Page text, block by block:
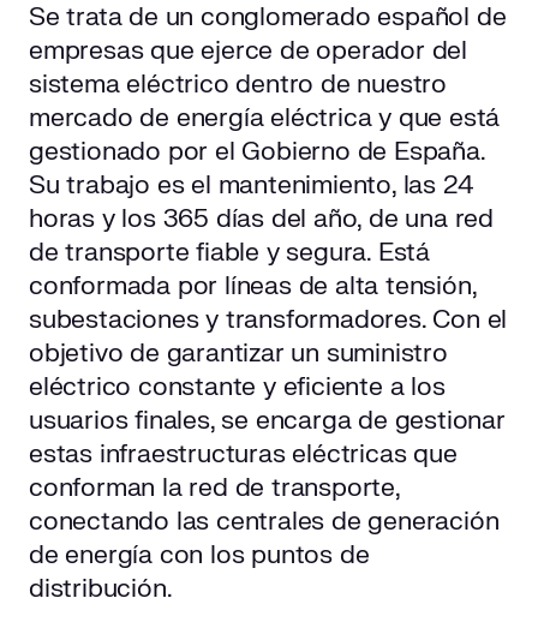
Se trata de un conglomerado español de
empresas que ejerce de operador del
sistema eléctrico dentro de nuestro
mercado de energía eléctrica y que está
gestionado por el Gobierno de España.
Su trabajo es el mantenimiento, las 24
horas y los 365 días del año, de una red
de transporte fiable y segura. Está
conformada por líneas de alta tensión,
subestaciones y transformadores. Con el
objetivo de garantizar un suministro
eléctrico constante y eficiente a los
usuarios finales, se encarga de gestionar
estas infraestructuras eléctricas que
conforman la red de transporte,
conectando las centrales de generación
de energía con los puntos de
distribución.